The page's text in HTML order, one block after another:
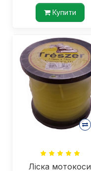
Купити
Ліска мотокоси